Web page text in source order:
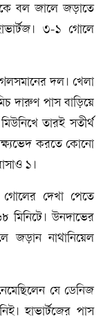
বল জালে জড়াতে
৩-১ গোলে
দল। খেলা
দারুণ পাস বাড়িয়ে
তারই সতীর্থ
করতে কোনো
১।
দেখা পেতে
মিনিটে। উনদাভের
জড়ান নাথানিয়েল
যে ডেনিজ
হাভার্টজের পাস